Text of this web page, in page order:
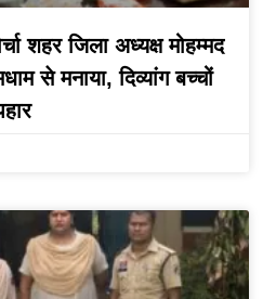
शहर जिला अध्यक्ष मोहम्मद
से मनाया, दिव्यांग बच्चों